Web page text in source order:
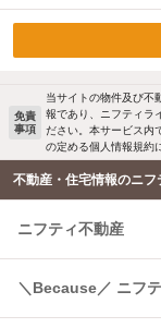
免責
事項
当サイトの物件及び不
報であり、ニフティラ
ださい。本サービス内
の定める個人情報規約
不動産・住宅情報のニフ
ニフティ不動産
＼Because／ ニフ